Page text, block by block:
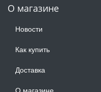
О магазине
Новости
Как купить
Доставка
О магазине